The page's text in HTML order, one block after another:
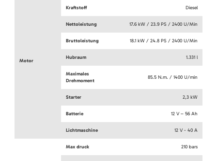
Motor
Kraftstoff Diesel
Nettoleistung 17.6 kW / 23.9 PS / 2400 U/Min
Bruttoleistung 18.1 kW / 24.8 PS / 2400 U/Min
Hubraum 1.331 l
Maximales
Drehmoment
85.5 N.m. / 1400 U/min
Starter 2,3 kW
Batterie 12 V – 56 Ah
Lichtmaschine 12 V - 40 A
Max druck 210 bars